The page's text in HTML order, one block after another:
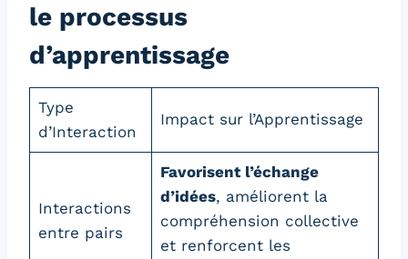
le processus
d’apprentissage
Type
d’Interaction
Impact sur l’Apprentissage
Interactions
entre pairs
Favorisent l’échange
d’idées, améliorent la
compréhension collective
et renforcent les